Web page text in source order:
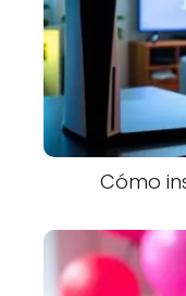
Cómo